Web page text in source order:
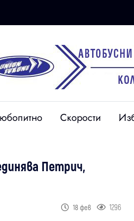
Скорости
Петрич,
18 фев 1296